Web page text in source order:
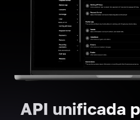
API unificada